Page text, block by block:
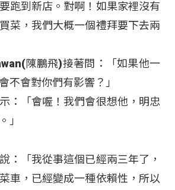
跑到新店。對啊！如果家裡沒有
菜，我們大概一個禮拜要下去兩
陳鵬飛)接著問：「如果他一
不會對你們有影響？」
：「會喔！我們會很想他，明忠
」
：「我從事這個已經兩三年了，
車，已經變成一種依賴性，所以